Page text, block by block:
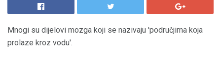
Mnogi su dijelovi mozga koji se nazivaju 'područjima koja
prolaze kroz vodu'.